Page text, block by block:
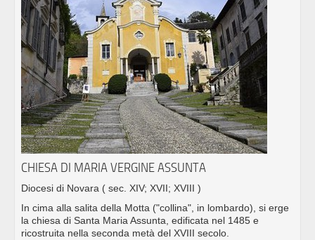
CHIESA DI MARIA VERGINE ASSUNTA
Diocesi di Novara ( sec. XIV; XVII; XVIII )
In cima alla salita della Motta ("collina", in lombardo), si erge
la chiesa di Santa Maria Assunta, edificata nel 1485 e
ricostruita nella seconda metà del XVIII secolo.